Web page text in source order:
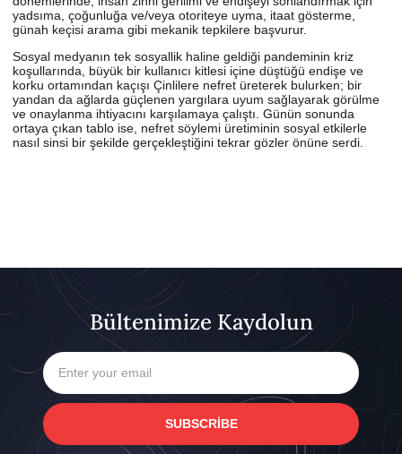
yadsıma, çoğunluğa ve/veya otoriteye uyma, itaat gösterme,
günah keçisi arama gibi mekanik tepkilere başvurur.
Sosyal medyanın tek sosyallik haline geldiği pandeminin kriz
koşullarında, büyük bir kullanıcı kitlesi içine düştüğü endişe ve
korku ortamından kaçışı Çinlilere nefret üreterek bulurken; bir
yandan da ağlarda güçlenen yargılara uyum sağlayarak görülme
ve onaylanma ihtiyacını karşılamaya çalıştı. Günün sonunda
ortaya çıkan tablo ise, nefret söylemi üretiminin sosyal etkilerle
nasıl sinsi bir şekilde gerçekleştiğini tekrar gözler önüne serdi.
Bültenimize Kaydolun
SUBSCRIBE